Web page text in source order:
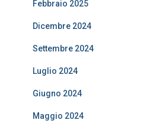
Febbraio 2025
Dicembre 2024
Settembre 2024
Luglio 2024
Giugno 2024
Maggio 2024